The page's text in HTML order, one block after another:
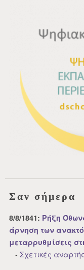
Σαν σήμερα
8/8/1841: Ρήξη
άρνηση των
μεταρρυθμίσεις
-Σχετικές